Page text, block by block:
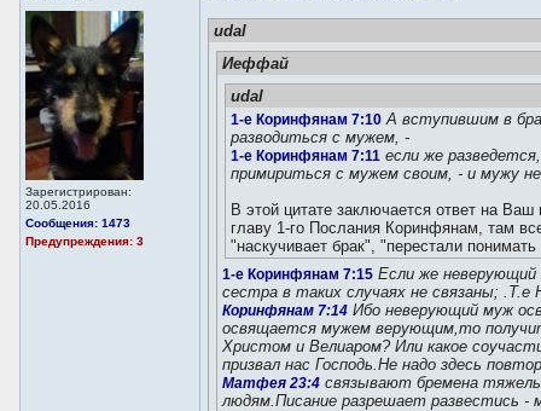
Зарегистрирован:
20.05.2016
Сообщения: 1473
Предупреждения: 3
udal
Иеффай
udal
1-е Коринфянам 7:10 А вступившим в
разводиться с мужем, -
1-е Коринфянам 7:11 если же
примириться с мужем своим, - и мужу
В этой цитате заключается ответ на
главу 1-го Послания Коринфянам, там
"наскучивает брак", "перестали
1-е Коринфянам 7:15 Если же неверующий
сестра в таких случаях не связаны;
Коринфянам 7:14 Ибо неверующий муж
освящается мужем верующим,то
Христом и Велиаром? Или какое
призвал нас Господь.Не надо здесь
Матфея 23:4 связывают бремена
людям.Писание разрешает развестись -